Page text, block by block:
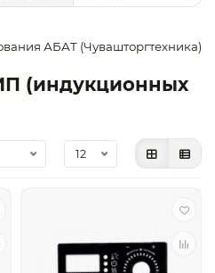
АБАТ (Чувашторгтехника)
(индукционных